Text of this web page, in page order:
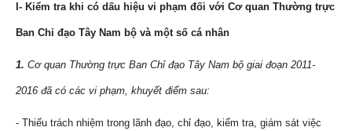
I- Kiểm tra khi có dấu hiệu vi phạm đối với Cơ quan Thường trực
Ban Chỉ đạo Tây Nam bộ và một số cá nhân
1. Cơ quan Thường trực Ban Chỉ đạo Tây Nam bộ giai đoạn 2011-
2016 đã có các vi phạm, khuyết điểm sau:
- Thiếu trách nhiệm trong lãnh đạo, chỉ đạo, kiểm tra, giám sát việc